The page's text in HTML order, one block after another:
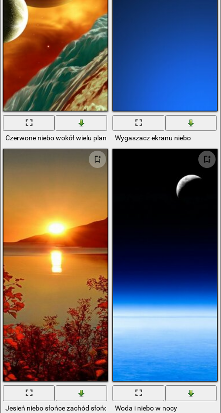
Czerwone niebo wokół wielu planet w kosmosieWygaszacz ekranu niebo
Jesień niebo słońce zachód słońca promienie góry gałęzie liście morze
Woda i niebo w nocy